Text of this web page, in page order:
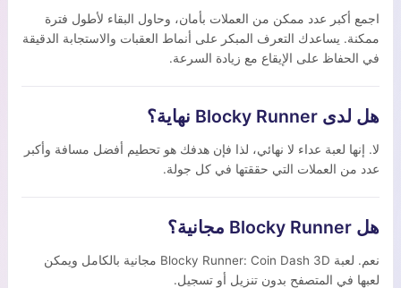
اجمع أكبر عدد ممكن من العملات بأمان، وحاول البقاء لأطول فترة
ممكنة. يساعدك التعرف المبكر على أنماط العقبات والاستجابة الدقيقة
في الحفاظ على الإيقاع مع زيادة السرعة.
هل لدى Blocky Runner نهاية؟
لا. إنها لعبة عداء لا نهائي، لذا فإن هدفك هو تحطيم أفضل مسافة وأكبر
عدد من العملات التي حققتها في كل جولة.
هل Blocky Runner مجانية؟
نعم. لعبة Blocky Runner: Coin Dash 3D مجانية بالكامل ويمكن
لعبها في المتصفح بدون تنزيل أو تسجيل.